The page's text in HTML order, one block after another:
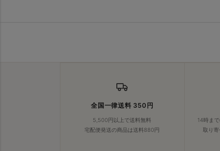
全国一律送料 350円
5,500円以上で送料無料
宅配便発送の商品は送料880円
14時ま
取り